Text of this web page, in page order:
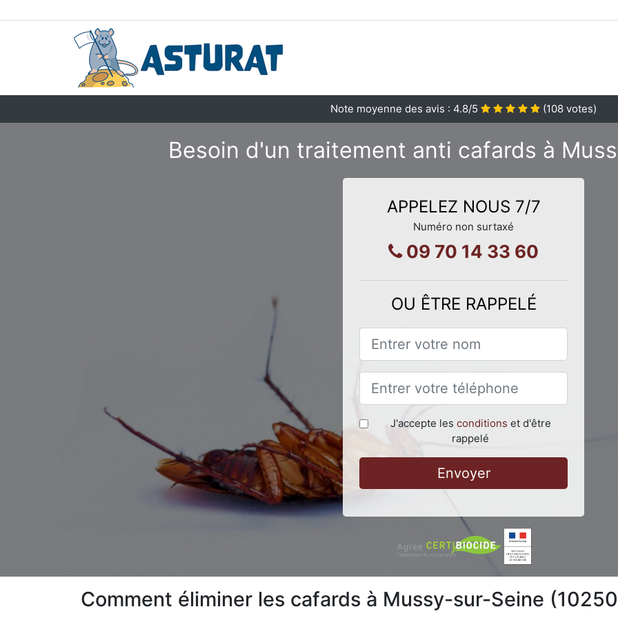
Note moyenne des avis : 4.8/5 (108 votes)
Besoin d'un traitement anti cafards à
APPELEZ NOUS 7/7
Numéro non surtaxé
09 70 14 33 60
OU ÊTRE RAPPELÉ
J'accepte les conditions et d'être
rappelé
Envoyer
Comment éliminer les cafards à Mussy-sur-Seine